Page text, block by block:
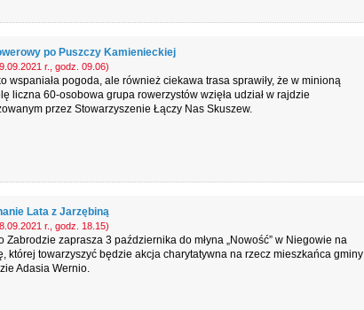
po Puszczy Kamienieckiej
r., godz. 09.06)
wspaniała pogoda, ale również ciekawa trasa sprawiły, że w minioną
liczna 60-osobowa grupa rowerzystów wzięła udział w rajdzie
przez Stowarzyszenie Łączy Nas Skuszew.
Lata z Jarzębiną
r., godz. 18.15)
Zabrodzie zaprasza 3 października do młyna „Nowość” w Niegowie na
której towarzyszyć będzie akcja charytatywna na rzecz mieszkańca gminy
Adasia Wernio.